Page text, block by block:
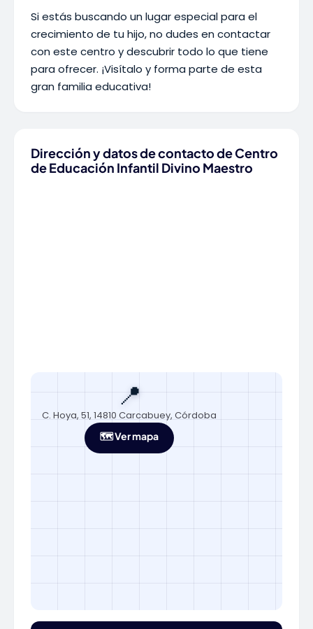
Si estás buscando un lugar especial para el
crecimiento de tu hijo, no dudes en contactar
con este centro y descubrir todo lo que tiene
para ofrecer. ¡Visítalo y forma parte de esta
gran familia educativa!
Dirección y datos de contacto de Centro
de Educación Infantil Divino Maestro
📍
C. Hoya, 51, 14810 Carcabuey, Córdoba
🗺️ Ver mapa